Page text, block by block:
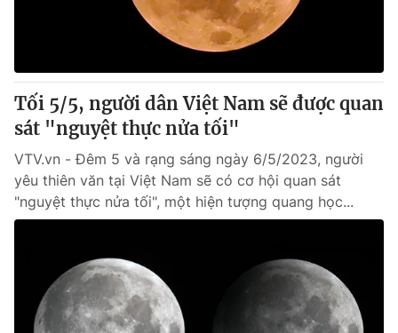
Tối 5/5, người dân Việt Nam sẽ được quan
sát "nguyệt thực nửa tối"
VTV.vn - Đêm 5 và rạng sáng ngày 6/5/2023, người
yêu thiên văn tại Việt Nam sẽ có cơ hội quan sát
"nguyệt thực nửa tối", một hiện tượng quang học...